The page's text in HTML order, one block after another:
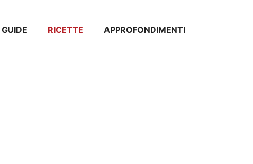
GUIDE RICETTE APPROFONDIMENTI